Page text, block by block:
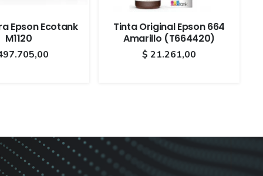
Epson Ecotank
M1120
Tinta Original Epson 664
Amarillo (T664420)
$ 21.261,00